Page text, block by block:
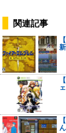
関連記事